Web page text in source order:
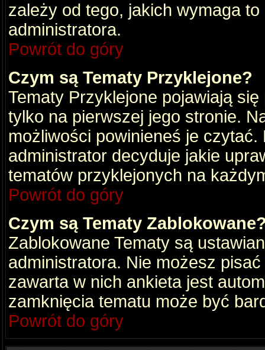
zależy od tego, jakich wymaga
administratora.
Powrót do góry
Czym są Tematy Przyklejone?
Tematy Przyklejone pojawiają
tylko na pierwszej jego stronie.
możliwości powinieneś je czytać.
administrator decyduje jakie
tematów przyklejonych na
Powrót do góry
Czym są Tematy
Zablokowane Tematy są
administratora. Nie możesz
zawarta w nich ankieta jest
zamknięcia tematu może być
Powrót do góry